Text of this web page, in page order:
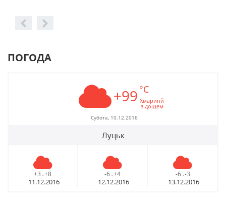
ПОГОДА
+99 °C
Хмаринй
з дощем
Субота, 10.12.2016
Луцьк
+3 - +8
11.12.2016
-6 - +4
12.12.2016
-6 - -3
13.12.2016